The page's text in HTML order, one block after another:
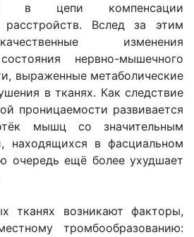
в цепи компенсации
расстройств. Вслед за этим
изменения
нервно-мышечного
выраженные метаболические
в тканях. Как следствие
проницаемости развивается
мышц со значительным
находящихся в фасциальном
очередь ещё более ухудшает
тканях возникают факторы,
тромбообразованию: